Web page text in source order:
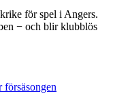
för spel i Angers.
− och blir klubblös
försäsongen